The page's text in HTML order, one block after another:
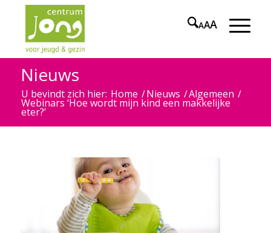
AAA
Nieuws
U bevindt zich hier: Home /Nieuws /Algemeen /
Webinars ‘Hoe wordt mijn kind een makkelijke
eter?’